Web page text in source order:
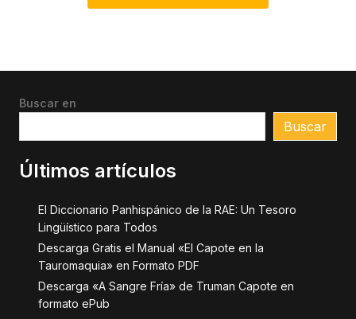
Buscar en
Buscar
Últimos artículos
El Diccionario Panhispánico de la RAE: Un Tesoro
Lingüístico para Todos
Descarga Gratis el Manual «El Capote en la
Tauromaquia» en Formato PDF
Descarga «A Sangre Fría» de Truman Capote en
formato ePub